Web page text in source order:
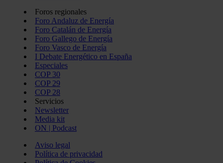
Foros regionales
Foro Andaluz de Energía
Foro Catalán de Energía
Foro Gallego de Energía
Foro Vasco de Energía
I Debate Energético en España
Especiales
COP 30
COP 29
COP 28
Servicios
Newsletter
Media kit
ON | Podcast
Aviso legal
Política de privacidad